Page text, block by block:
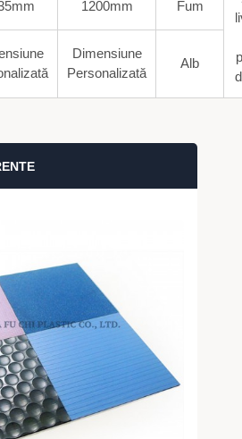
1200mm Fum
Dimensiune
Personalizată
Alb